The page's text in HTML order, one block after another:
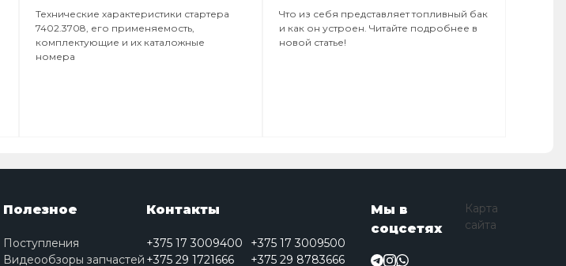
Технические характеристики стартера
7402.3708, его применяемость,
комплектующие и их каталожные
номера
Что из себя представляет топливный бак
и как он устроен. Читайте подробнее в
новой статье!
Полезное
Поступления
Видеообзоры запчастей
Контакты
+375 17 3009400
+375 17 3009500
+375 29 1721666
+375 29 8783666
Мы в
соцсетях
Карта
сайта